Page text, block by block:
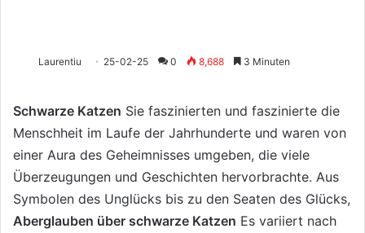
Laurentiu 25-02-25 0 8,688 3 Minuten
Schwarze Katzen Sie faszinierten und faszinierte die
Menschheit im Laufe der Jahrhunderte und waren von
einer Aura des Geheimnisses umgeben, die viele
Überzeugungen und Geschichten hervorbrachte. Aus
Symbolen des Unglücks bis zu den Seaten des Glücks,
Aberglauben über schwarze Katzen Es variiert nach